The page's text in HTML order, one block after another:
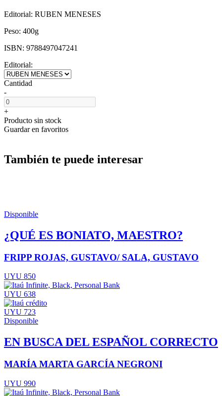
Editorial: RUBEN MENESES
Peso: 400g
ISBN: 9788497047241
Editorial:
Cantidad
-
+
Producto sin stock
Guardar en favoritos
También te puede interesar
Disponible
¿QUÉ ES BONIATO, MAESTRO?
FRIPP ROJAS, GUSTAVO/ SALA, GUSTAVO
UYU 850
UYU 638
UYU 723
Disponible
EN BUSCA DEL ESPAÑOL CORRECTO
MARÍA MARTA GARCÍA NEGRONI
UYU 990